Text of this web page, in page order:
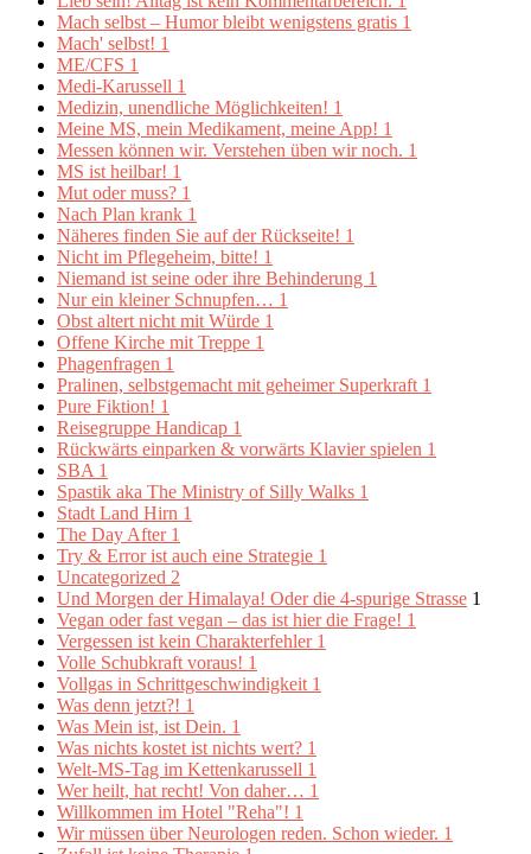
Mach selbst – Humor bleibt wenigstens gratis 1
Mach' selbst! 1
ME/CFS 1
Medi-Karussell 1
Medizin, unendliche Möglichkeiten! 1
Meine MS, mein Medikament, meine App! 1
Messen können wir. Verstehen üben wir noch. 1
MS ist heilbar! 1
Mut oder muss? 1
Nach Plan krank 1
Näheres finden Sie auf der Rückseite! 1
Nicht im Pflegeheim, bitte! 1
Niemand ist seine oder ihre Behinderung 1
Nur ein kleiner Schnupfen… 1
Obst altert nicht mit Würde 1
Offene Kirche mit Treppe 1
Phagenfragen 1
Pralinen, selbstgemacht mit geheimer Superkraft 1
Pure Fiktion! 1
Reisegruppe Handicap 1
Rückwärts einparken & vorwärts Klavier spielen 1
SBA 1
Spastik aka The Ministry of Silly Walks 1
Stadt Land Hirn 1
The Day After 1
Try & Error ist auch eine Strategie 1
Uncategorized 2
Und Morgen der Himalaya! Oder die 4-spurige Strasse 1
Vegan oder fast vegan – das ist hier die Frage! 1
Vergessen ist kein Charakterfehler 1
Volle Schubkraft voraus! 1
Vollgas in Schrittgeschwindigkeit 1
Was denn jetzt?! 1
Was Mein ist, ist Dein. 1
Was nichts kostet ist nichts wert? 1
Welt-MS-Tag im Kettenkarussell 1
Wer heilt, hat recht! Von daher… 1
Willkommen im Hotel "Reha"! 1
Wir müssen über Neurologen reden. Schon wieder. 1